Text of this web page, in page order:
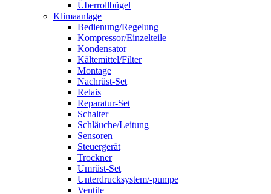
Überrollbügel
Klimaanlage
Bedienung/Regelung
Kompressor/Einzelteile
Kondensator
Kältemittel/Filter
Montage
Nachrüst-Set
Relais
Reparatur-Set
Schalter
Schläuche/Leitung
Sensoren
Steuergerät
Trockner
Umrüst-Set
Unterdrucksystem/-pumpe
Ventile